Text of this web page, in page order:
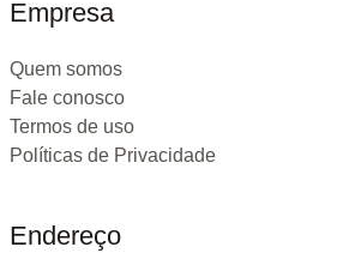
Empresa
Quem somos
Fale conosco
Termos de uso
Políticas de Privacidade
Endereço